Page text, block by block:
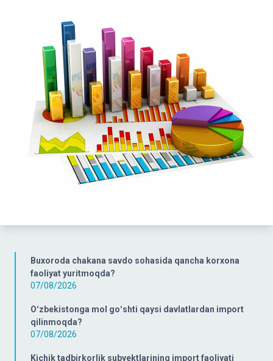
Buxoroda chakana savdo sohasida qancha korxona
faoliyat yuritmoqda?
07/08/2026
Oʻzbekistonga mol goʻshti qaysi davlatlardan import
qilinmoqda?
07/08/2026
Kichik tadbirkorlik subyektlarining import faoliyati